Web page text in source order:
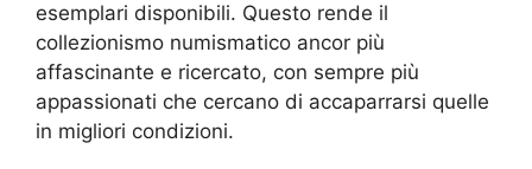
esemplari disponibili. Questo rende il
collezionismo numismatico ancor più
affascinante e ricercato, con sempre più
appassionati che cercano di accaparrarsi quelle
in migliori condizioni.